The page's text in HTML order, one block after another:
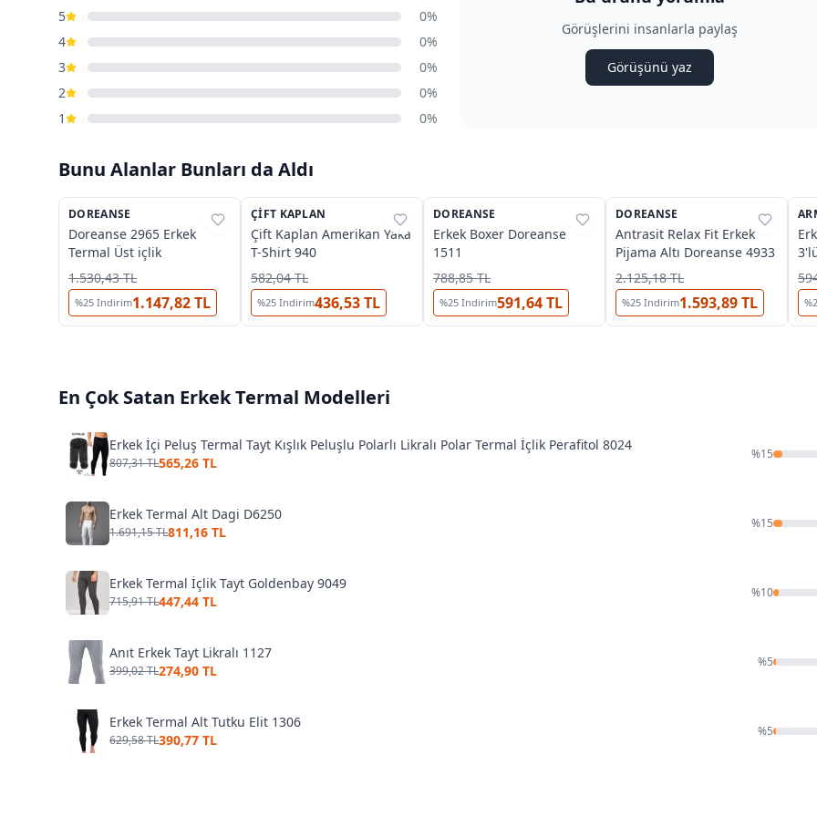
5
0%
4
0%
3
0%
2
0%
1
0%
Görüşlerini insanlarla paylaş
Görüşünü yaz
Bunu Alanlar Bunları da Aldı
%25
DOREANSE
Doreanse 2965 Erkek
Termal Üst içlik
1.530,43 TL
%25 İndirim1.147,82 TL
%39
ÇIFT KAPLAN
Çift Kaplan Amerikan Yaka
T-Shirt 940
582,04 TL
%25 İndirim436,53 TL
%25
DOREANSE
Erkek Boxer Doreanse
1511
788,85 TL
%25 İndirim591,64 TL
%25
DOREANSE
Antrasit Relax Fit Erkek
Pijama Altı Doreanse 4933
2.125,18 TL
%25 İndirim1.593,89 TL
%
%
En Çok Satan Erkek Termal Modelleri
Erkek İçi Peluş Termal Tayt Kışlık Peluşlu Polarlı Likralı Polar Termal İçlik Perafitol 8024
807,31 TL565,26 TL
%15
Erkek Termal Alt Dagi D6250
1.691,15 TL811,16 TL
%15
Erkek Termal İçlik Tayt Goldenbay 9049
715,91 TL447,44 TL
%10
Anıt Erkek Tayt Likralı 1127
399,02 TL274,90 TL
%5
Erkek Termal Alt Tutku Elit 1306
629,58 TL390,77 TL
%5